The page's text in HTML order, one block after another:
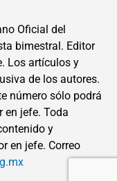
Oficial del
bimestral. Editor
Los artículos y
de los autores.
número sólo podrá
en jefe. Toda
y
en jefe. Correo